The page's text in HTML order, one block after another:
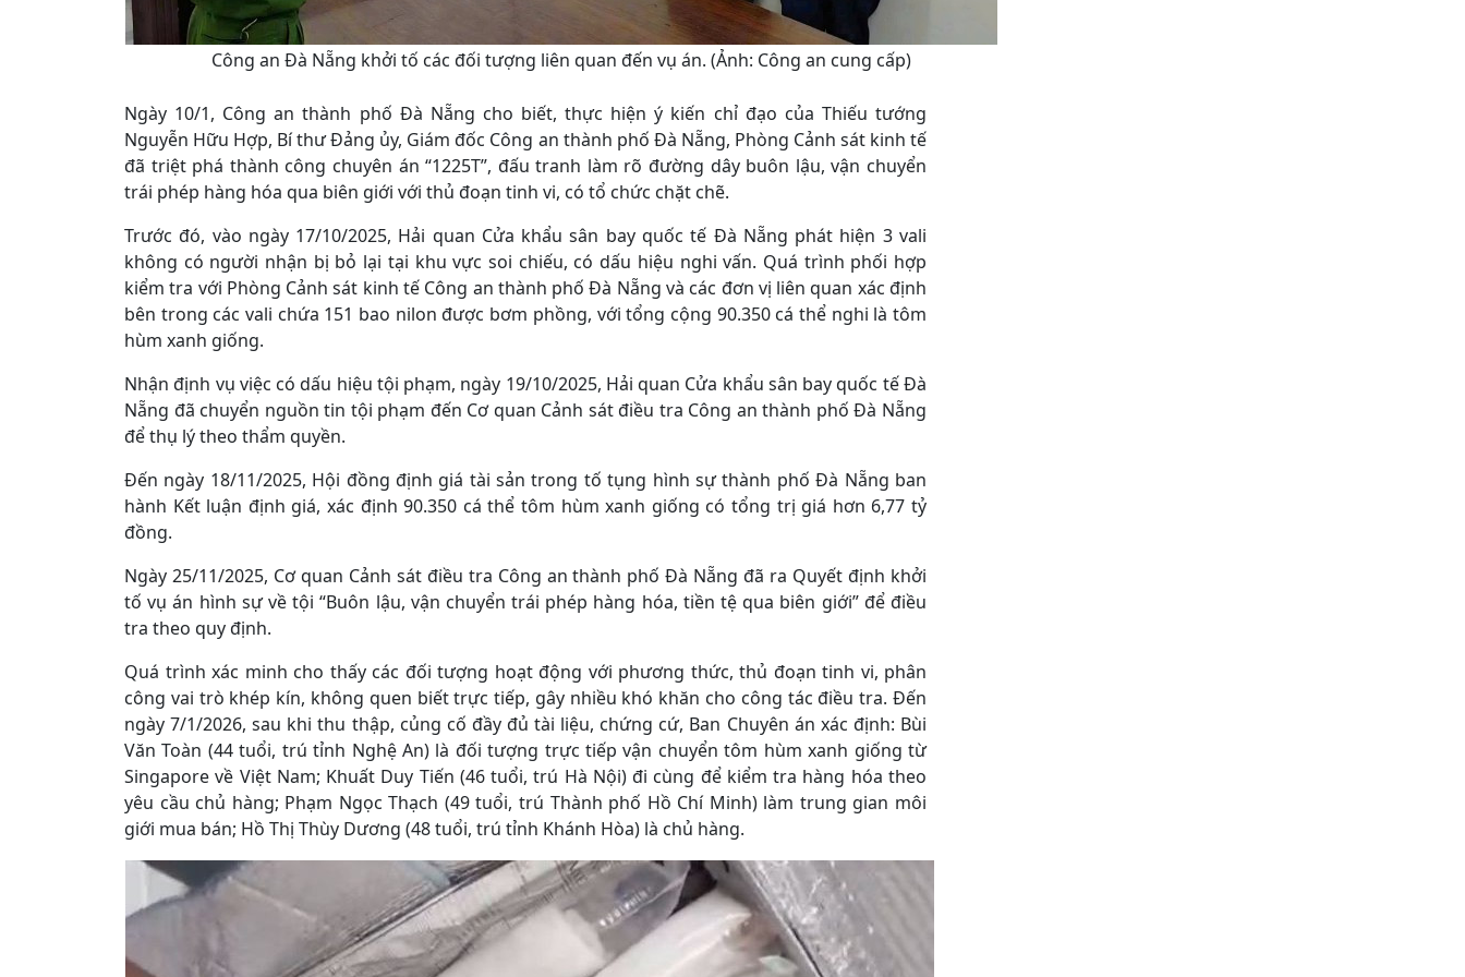
Công an Đà Nẵng khởi tố các đối tượng liên quan đến vụ án. (Ảnh: Công an cung cấp)
Ngày 10/1, Công an thành phố Đà Nẵng cho biết, thực hiện ý kiến chỉ đạo của Thiếu tướng
Nguyễn Hữu Hợp, Bí thư Đảng ủy, Giám đốc Công an thành phố Đà Nẵng, Phòng Cảnh sát kinh tế
đã triệt phá thành công chuyên án “1225T”, đấu tranh làm rõ đường dây buôn lậu, vận chuyển
trái phép hàng hóa qua biên giới với thủ đoạn tinh vi, có tổ chức chặt chẽ.
Trước đó, vào ngày 17/10/2025, Hải quan Cửa khẩu sân bay quốc tế Đà Nẵng phát hiện 3 vali
không có người nhận bị bỏ lại tại khu vực soi chiếu, có dấu hiệu nghi vấn. Quá trình phối hợp
kiểm tra với Phòng Cảnh sát kinh tế Công an thành phố Đà Nẵng và các đơn vị liên quan xác định
bên trong các vali chứa 151 bao nilon được bơm phồng, với tổng cộng 90.350 cá thể nghi là tôm
hùm xanh giống.
Nhận định vụ việc có dấu hiệu tội phạm, ngày 19/10/2025, Hải quan Cửa khẩu sân bay quốc tế Đà
Nẵng đã chuyển nguồn tin tội phạm đến Cơ quan Cảnh sát điều tra Công an thành phố Đà Nẵng
để thụ lý theo thẩm quyền.
Đến ngày 18/11/2025, Hội đồng định giá tài sản trong tố tụng hình sự thành phố Đà Nẵng ban
hành Kết luận định giá, xác định 90.350 cá thể tôm hùm xanh giống có tổng trị giá hơn 6,77 tỷ
đồng.
Ngày 25/11/2025, Cơ quan Cảnh sát điều tra Công an thành phố Đà Nẵng đã ra Quyết định khởi
tố vụ án hình sự về tội “Buôn lậu, vận chuyển trái phép hàng hóa, tiền tệ qua biên giới” để điều
tra theo quy định.
Quá trình xác minh cho thấy các đối tượng hoạt động với phương thức, thủ đoạn tinh vi, phân
công vai trò khép kín, không quen biết trực tiếp, gây nhiều khó khăn cho công tác điều tra. Đến
ngày 7/1/2026, sau khi thu thập, củng cố đầy đủ tài liệu, chứng cứ, Ban Chuyên án xác định: Bùi
Văn Toàn (44 tuổi, trú tỉnh Nghệ An) là đối tượng trực tiếp vận chuyển tôm hùm xanh giống từ
Singapore về Việt Nam; Khuất Duy Tiến (46 tuổi, trú Hà Nội) đi cùng để kiểm tra hàng hóa theo
yêu cầu chủ hàng; Phạm Ngọc Thạch (49 tuổi, trú Thành phố Hồ Chí Minh) làm trung gian môi
giới mua bán; Hồ Thị Thùy Dương (48 tuổi, trú tỉnh Khánh Hòa) là chủ hàng.